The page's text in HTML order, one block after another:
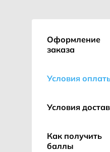
Оформление
заказа
Условия
Условия
Как получить
баллы